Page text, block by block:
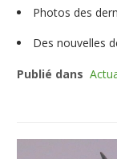
Photos des
Des nouvelles
Publié dans